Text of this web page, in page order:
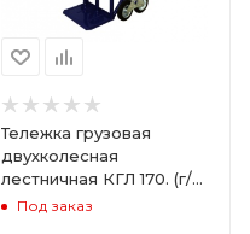
Тележка грузовая
двухколесная
лестничная КГЛ 170. (г/п
170 кг). Комплект
Под заказ